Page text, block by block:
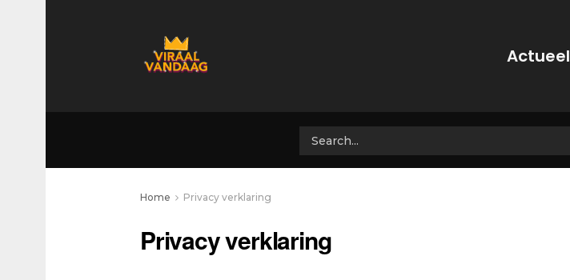
Actueel
Home Privacy verklaring
Privacy verklaring